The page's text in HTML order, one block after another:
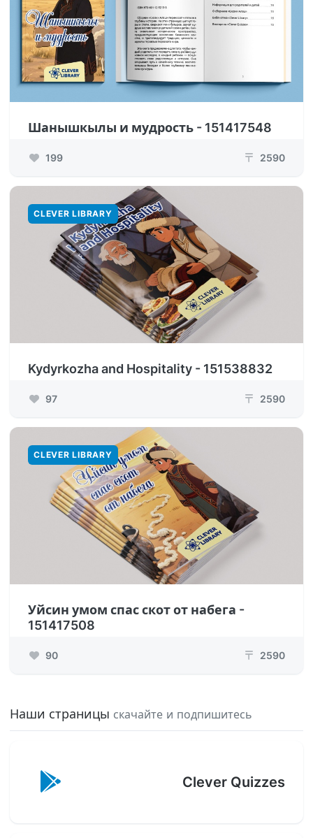
Шанышкылы и мудрость - 151417548
199 ₸ 2590
CLEVER LIBRARY
Kydyrkozha and Hospitality - 151538832
97 ₸ 2590
CLEVER LIBRARY
Уйсин умом спас скот от набега -
151417508
90 ₸ 2590
Наши страницы скачайте и подпишитесь
Clever Quizzes